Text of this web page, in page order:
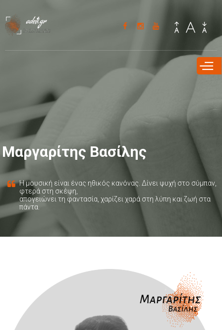
Μαργαρίτης Βασίλης
Η μουσική είναι ένας ηθικός κανόνας. Δίνει ψυχή στο σύμπαν,
φτερά στη σκέψη,
απογειώνει τη φαντασία, χαρίζει χαρά στη λύπη και ζωή στα
πάντα.